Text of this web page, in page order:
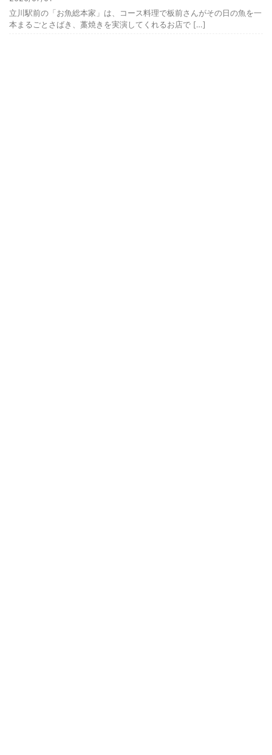
立川駅前の「お魚総本家」は、コース料理で板前さんがその日の魚を一
本まるごとさばき、藁焼きを実演してくれるお店で […]